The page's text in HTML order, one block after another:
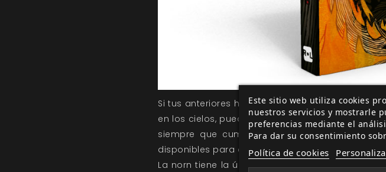
Si tus anteriores héroes se convirtieron en
en los cielos, puedes gastar niveles comprando
siempre que cumplas con los requisitos y
disponibles para comprar puntos de Destino y
La norn tiene la última palabra sobre qué
Este sitio web utiliza cookies
nuestros servicios y mostrarle
preferencias mediante el
Para dar su consentimiento
Política de cookies